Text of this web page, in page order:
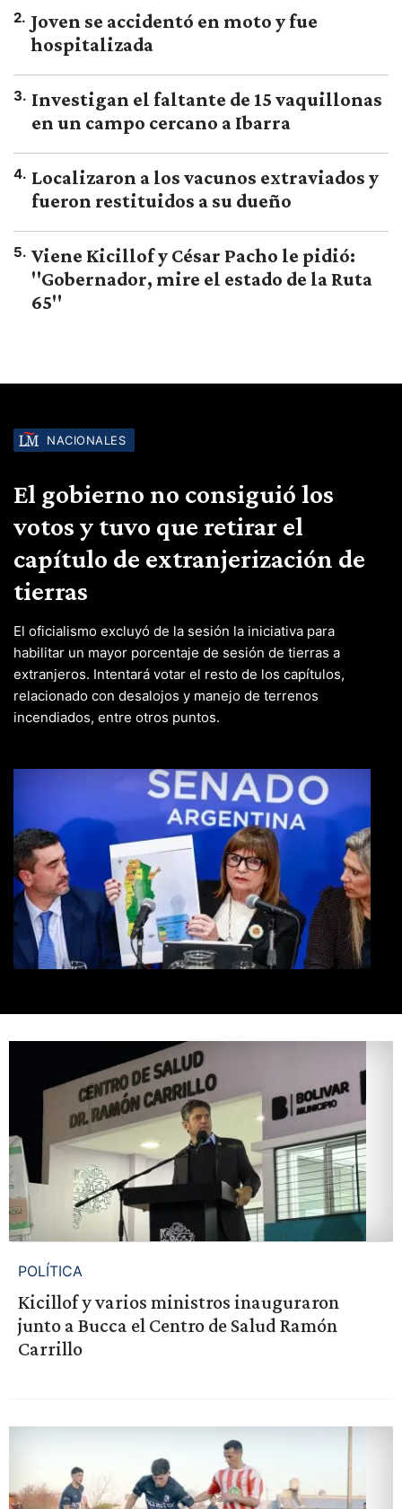
2. Joven se accidentó en moto y fue
hospitalizada
3. Investigan el faltante de 15 vaquillonas
en un campo cercano a Ibarra
4. Localizaron a los vacunos extraviados y
fueron restituidos a su dueño
5. Viene Kicillof y César Pacho le pidió:
"Gobernador, mire el estado de la Ruta
65"
NACIONALES
El gobierno no consiguió los
votos y tuvo que retirar el
capítulo de extranjerización de
tierras
El oficialismo excluyó de la sesión la iniciativa para
habilitar un mayor porcentaje de sesión de tierras a
extranjeros. Intentará votar el resto de los capítulos,
relacionado con desalojos y manejo de terrenos
incendiados, entre otros puntos.
POLÍTICA
Kicillof y varios ministros inauguraron
junto a Bucca el Centro de Salud Ramón
Carrillo